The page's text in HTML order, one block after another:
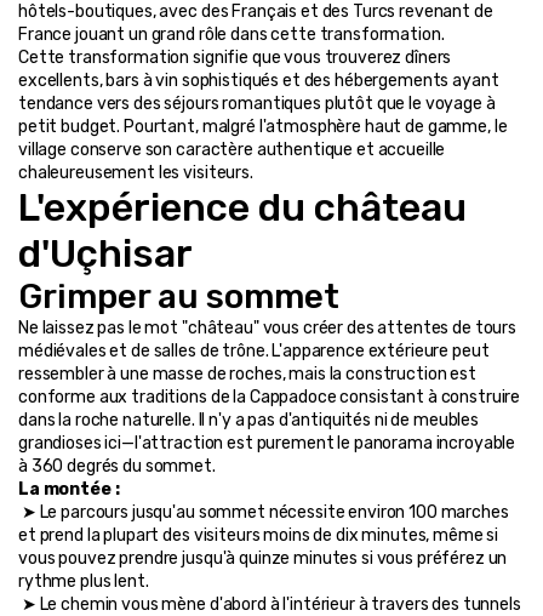
hôtels-boutiques, avec des Français et des Turcs revenant de
France jouant un grand rôle dans cette transformation.
Cette transformation signifie que vous trouverez dîners
excellents, bars à vin sophistiqués et des hébergements ayant
tendance vers des séjours romantiques plutôt que le voyage à
petit budget. Pourtant, malgré l'atmosphère haut de gamme, le
village conserve son caractère authentique et accueille
chaleureusement les visiteurs.
L'expérience du château
d'Uçhisar
Grimper au sommet
Ne laissez pas le mot "château" vous créer des attentes de tours
médiévales et de salles de trône. L'apparence extérieure peut
ressembler à une masse de roches, mais la construction est
conforme aux traditions de la Cappadoce consistant à construire
dans la roche naturelle. Il n'y a pas d'antiquités ni de meubles
grandioses ici—l'attraction est purement le panorama incroyable
à 360 degrés du sommet.
La montée :
et prend la plupart des visiteurs moins de dix minutes, même si
vous pouvez prendre jusqu'à quinze minutes si vous préférez un
rythme plus lent.